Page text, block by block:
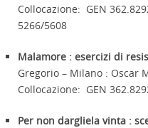
Collocazione: GEN
5266/5608
Malamore : esercizi di
Gregorio – Milano : Oscar
Collocazione: GEN
Per non dargliela vinta :